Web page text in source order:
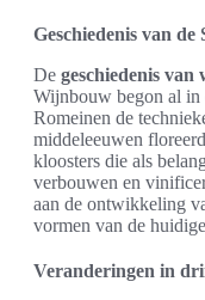
Geschiedenis van
De geschiedenis
Wijnbouw begon al in
Romeinen de
middeleeuwen
kloosters die als
verbouwen en
aan de ontwikkeling
vormen van de huidige
Veranderingen in